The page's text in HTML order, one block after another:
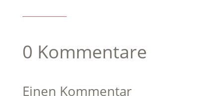
0 Kommentare
Einen Kommentar